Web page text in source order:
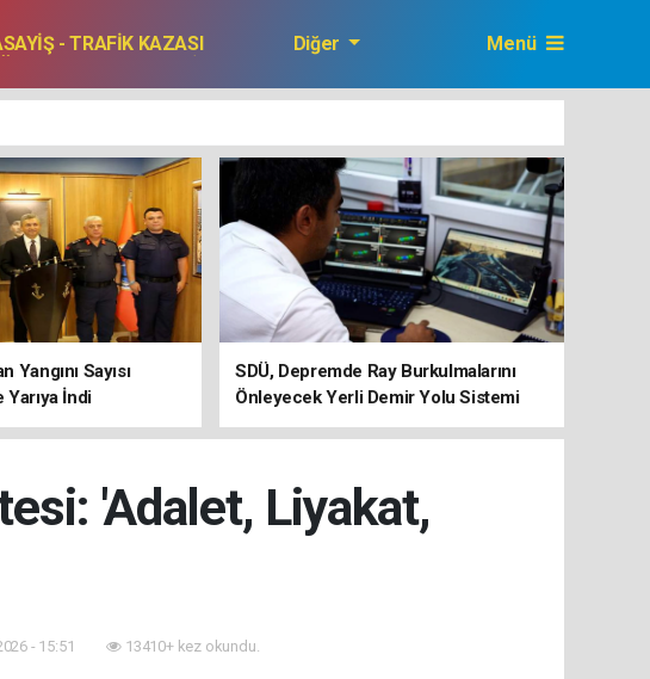
- TRAFİK KAZASI
Diğer Menü
Yangını Sayısı
Yarıya İndi
SDÜ, Depremde Ray Burkulmalarını
Önleyecek Yerli Demir Yolu Sistemi
Geliştiriyor
'Adalet, Liyakat,
- 15:51 13410+ kez okundu.